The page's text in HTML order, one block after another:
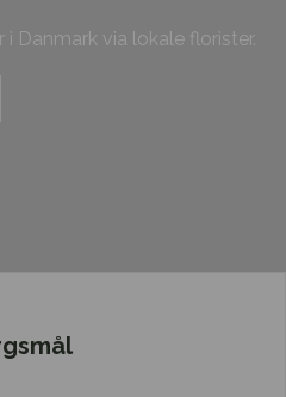
i Danmark via lokale florister.